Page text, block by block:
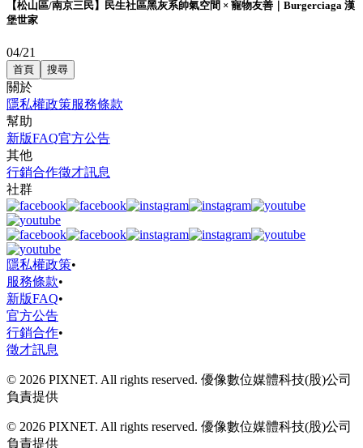
【松山區/南京三民】民生社區黑灰系帥氣空間 × 寵物友善｜Burgerciaga 漢
堡世家
04/21
首頁 搜尋
關於
隱私權政策服務條款
幫助
新版FAQ官方公告
其他
行銷合作徵才訊息
社群
隱私權政策•
服務條款•
新版FAQ•
官方公告
行銷合作•
徵才訊息
© 2026 PIXNET. All rights reserved. 優像數位媒體科技(股)公司
負責提供
© 2026 PIXNET. All rights reserved. 優像數位媒體科技(股)公司
負責提供